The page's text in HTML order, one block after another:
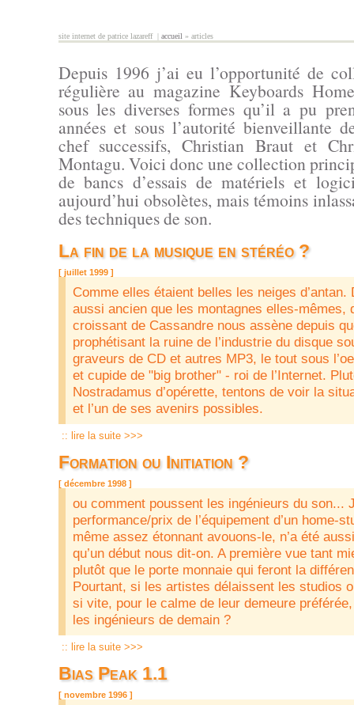
site internet de patrice lazareff |
vous êtes ici
accueil » articles
Depuis 1996 j’ai eu l’opportunité de
régulière au magazine Keyboards
sous les diverses formes qu’il a pu
années et sous l’autorité bienveillante
chef successifs, Christian Braut et
Montagu. Voici donc une collection
de bancs d’essais de matériels et
aujourd’hui obsolètes, mais témoins
des techniques de son.
La fin de la musique en stéréo ?
[ juillet 1999 ]
Comme elles étaient belles les neiges d’antan.
aussi ancien que les montagnes elles-mêmes,
croissant de Cassandre nous assène depuis
prophétisant la ruine de l’industrie du disque
graveurs de CD et autres MP3, le tout sous
et cupide de "big brother" - roi de l’Internet.
Nostradamus d’opérette, tentons de voir la
et l’un de ses avenirs possibles.
:: lire la suite >>>
Formation ou Initiation ?
[ décembre 1998 ]
ou comment poussent les ingénieurs du son...
performance/prix de l’équipement d’un home-
même assez étonnant avouons-le, n’a été
qu’un début nous dit-on. A première vue tant
plutôt que le porte monnaie qui feront la
Pourtant, si les artistes délaissent les studios
si vite, pour le calme de leur demeure
les ingénieurs de demain ?
:: lire la suite >>>
Bias Peak 1.1
[ novembre 1996 ]